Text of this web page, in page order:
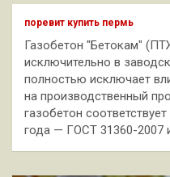
к
поревит купить пермь
Газобетон "Бетокам"
исключительно в
полностью исключает
на производственный
газобетон
года — ГОСТ 31360-2007